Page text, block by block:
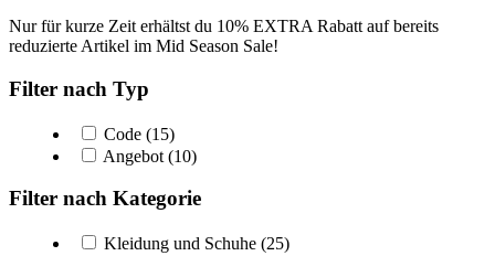
Nur für kurze Zeit erhältst du 10% EXTRA Rabatt auf bereits
reduzierte Artikel im Mid Season Sale!
Filter nach Typ
Code (15)
Angebot (10)
Filter nach Kategorie
Kleidung und Schuhe (25)